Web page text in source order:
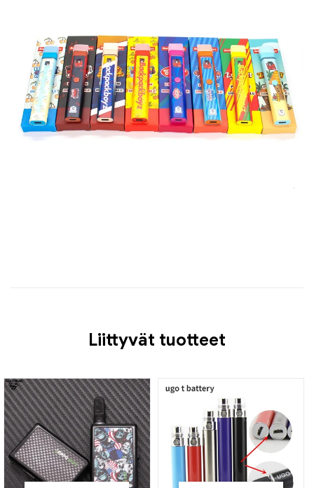
Liittyvät tuotteet